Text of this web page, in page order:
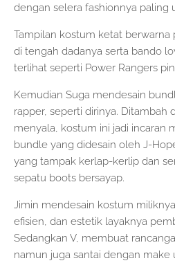
dengan selera fashionnya paling
Tampilan kostum ketat berwarna
di tengah dadanya serta bando
terlihat seperti Power Rangers
Kemudian Suga mendesain
rapper, seperti dirinya. Ditambah
menyala, kostum ini jadi incaran
bundle yang didesain oleh J-
yang tampak kerlap-kerlip dan
sepatu boots bersayap.
Jimin mendesain kostum
efisien, dan estetik layaknya
Sedangkan V, membuat
namun juga santai dengan make